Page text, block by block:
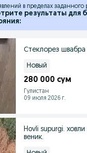
в пределах заданного
результаты для
Стеклорез швабра
Новый
280 000 сум
Гулистан
09 июля 2026 г.
Hovli supurgi. ховли
веник.